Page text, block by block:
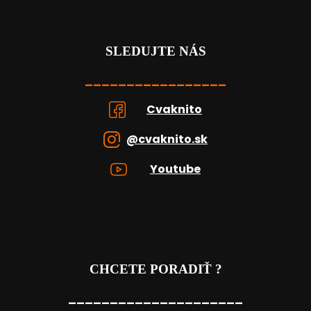
SLEDUJTE NÁS
_________________
Cvaknito
@cvaknito.sk
Youtube
CHCETE PORADIŤ ?
_____________________